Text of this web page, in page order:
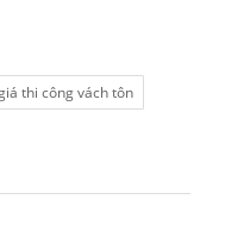
thi công vách tôn